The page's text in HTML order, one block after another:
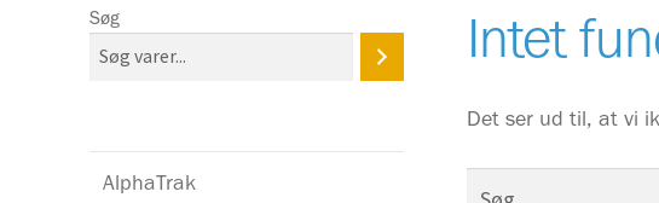
Intet
Det ser ud til, at vi
Søg
AlphaTrak